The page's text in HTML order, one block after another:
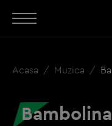
Acasa Muzica
Bambolina